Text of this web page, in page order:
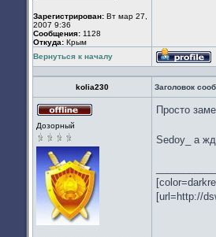
Зарегистрирован: Вт мар 27,
2007 9:36
Сообщения: 1128
Откуда: Крым
Вернуться к началу
kolia230 Заголовок
Дозорный
Просто
Sedoy_ а
[url=http://